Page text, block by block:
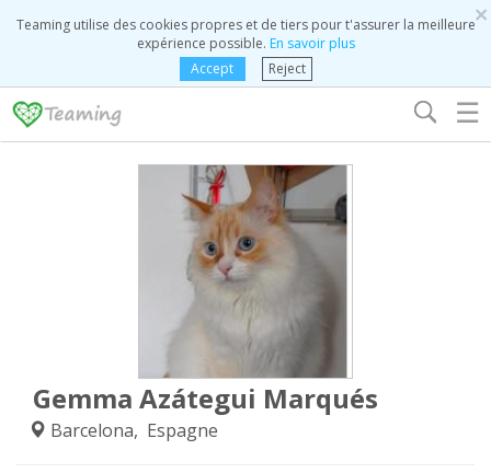
×
Teaming utilise des cookies propres et de tiers pour t'assurer la meilleure
expérience possible. En savoir plus
Accept
Reject
☰
Gemma Azátegui Marqués
Barcelona, Espagne